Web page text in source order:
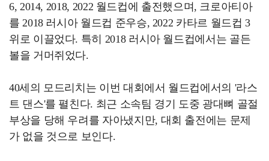
6, 2014, 2018, 2022 월드컵에 출전했으며, 크로아티아
를 2018 러시아 월드컵 준우승, 2022 카타르 월드컵 3
위로 이끌었다. 특히 2018 러시아 월드컵에서는 골든
볼을 거머쥐었다.
40세의 모드리치는 이번 대회에서 월드컵에서의 '라스
트 댄스'를 펼친다. 최근 소속팀 경기 도중 광대뼈 골절
부상을 당해 우려를 자아냈지만, 대회 출전에는 문제
가 없을 것으로 보인다.